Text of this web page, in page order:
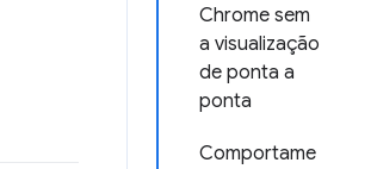
Chrome sem
a visualização
de ponta a
ponta
Comportame